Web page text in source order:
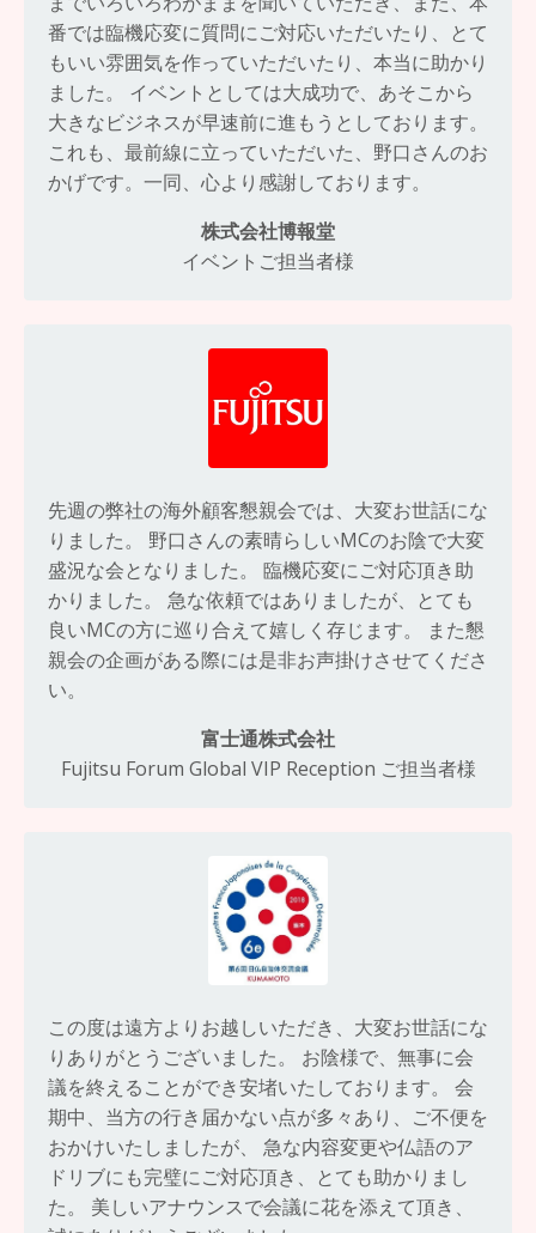
番では臨機応変に質問にご対応いただいたり、とて
もいい雰囲気を作っていただいたり、本当に助かり
ました。 イベントとしては大成功で、あそこから
大きなビジネスが早速前に進もうとしております。
これも、最前線に立っていただいた、野口さんのお
かげです。一同、心より感謝しております。
株式会社博報堂
イベントご担当者様
先週の弊社の海外顧客懇親会では、大変お世話にな
りました。 野口さんの素晴らしいMCのお陰で大変
盛況な会となりました。 臨機応変にご対応頂き助
かりました。 急な依頼ではありましたが、とても
良いMCの方に巡り合えて嬉しく存じます。 また懇
親会の企画がある際には是非お声掛けさせてくださ
い。
富士通株式会社
Fujitsu Forum Global VIP Reception ご担当者様
この度は遠方よりお越しいただき、大変お世話にな
りありがとうございました。 お陰様で、無事に会
議を終えることができ安堵いたしております。 会
期中、当方の行き届かない点が多々あり、ご不便を
おかけいたしましたが、 急な内容変更や仏語のア
ドリブにも完璧にご対応頂き、とても助かりまし
た。 美しいアナウンスで会議に花を添えて頂き、